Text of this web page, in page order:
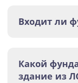
Входит ли
Какой
здание из